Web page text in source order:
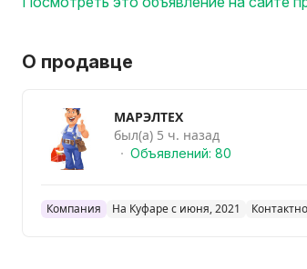
в наличии более 200 пар
О продавце
МАРЭЛТЕХ
был(а) 5 ч. назад
Объявлений: 80
Компания На Куфаре с июня, 2021